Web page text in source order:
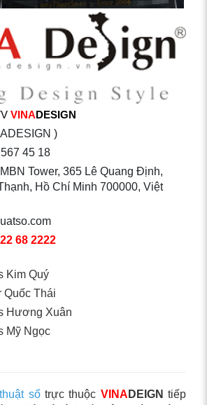
VINADESIGN
)
45 18
Tower, 365 Lê Quang Định,
Hồ Chí Minh 700000, Việt
68 2222
Kim Quý
Quốc Thái
Hương Xuân
Mỹ Ngọc
sốtrực thuộc VINA DEIGN tiếp